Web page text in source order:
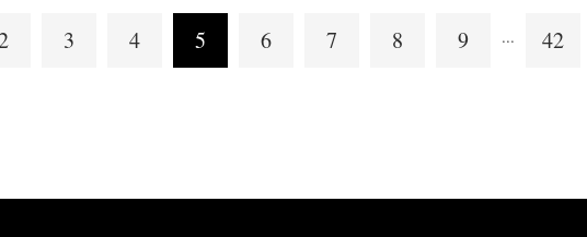
3 4 5 6 7 8 9 ... 42